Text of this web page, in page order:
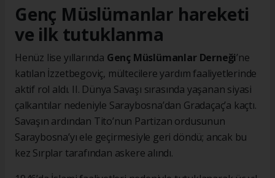
Genç Müslümanlar hareketi
ve ilk tutuklanma
Henüz lise yıllarında Genç Müslümanlar Derneği’ne
katılan İzzetbegoviç, mültecilere yardım faaliyetlerinde
aktif rol aldı. II. Dünya Savaşı sırasında yaşanan siyasi
çalkantılar nedeniyle Saraybosna’dan Gradaçaç’a kaçtı.
Savaşın ardından Tito’nun Partizan ordusunun
Saraybosna’yı ele geçirmesiyle geri döndü; ancak bu
kez Sırplar tarafından askere alındı.